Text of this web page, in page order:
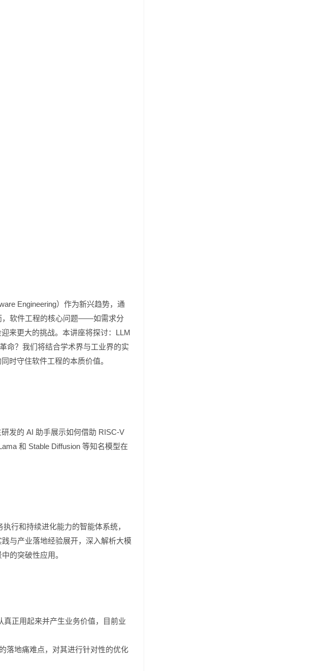
Engineering）作为新兴趋势，通
，软件工程的核心问题——如需求分
来更大的挑战。本讲座将探讨：LLM
命？我们将结合学术界与工业界的实
时守住软件工程的本质价值。
发的 AI 助手展示如何借助 RISC-V
和 Stable Diffusion 等知名模型在
行和持续进化能力的智能体系统，
与产业落地经验展开，深入解析大模
的突破性应用。
正用起来并产生业务价值，目前业
落地痛难点，对其进行针对性的优化